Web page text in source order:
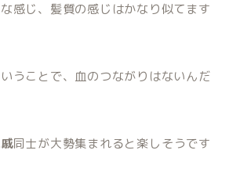
感じ、髪質の感じはかなり似てます
うことで、血のつながりはないんだ
同士が大勢集まれると楽しそうです